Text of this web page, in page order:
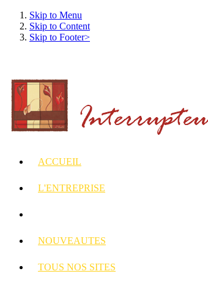
Skip to Menu
Skip to Content
Skip to Footer>
ACCUEIL
L'ENTREPRISE
NOUVEAUTES
TOUS NOS SITES